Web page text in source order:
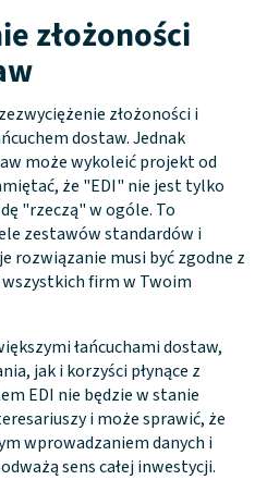
złożoności
złożoności i
dostaw. Jednak
może wykoleić projekt od
że "EDI" nie jest tylko
"rzeczą" w ogóle. To
zestawów standardów i
rozwiązanie musi być zgodne z
firm w Twoim
łańcuchami dostaw,
jak i korzyści płynące z
EDI nie będzie w stanie
i może sprawić, że
wprowadzaniem danych i
sens całej inwestycji.